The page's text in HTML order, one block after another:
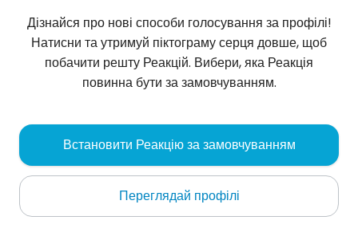
Yuliia, 37
Volodymyrets’
Про мене
Дізнайся про нові способи голосування за профілі!
Натисни та утримуй піктограму серця довше, щоб
побачити решту Реакцій. Вибери, яка Реакція
повинна бути за замовчуванням.
Встановити Реакцію за замовчуванням
Переглядай профілі